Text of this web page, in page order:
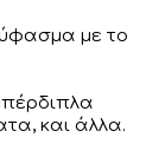
με το
και άλλα.